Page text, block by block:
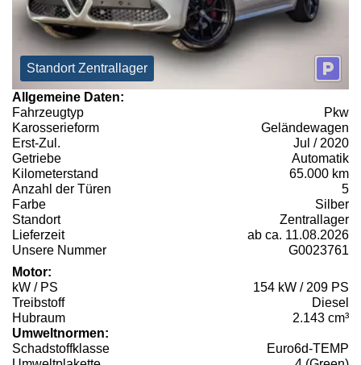
Standort Zentrallager
Allgemeine Daten:
Fahrzeugtyp
Pkw
Karosserieform
Geländewagen
Erst-Zul.
Jul / 2020
Getriebe
Automatik
Kilometerstand
65.000 km
Anzahl der Türen
5
Farbe
Silber
Standort
Zentrallager
Lieferzeit
ab ca. 11.08.2026
Unsere Nummer
G0023761
Motor:
kW / PS
154 kW / 209 PS
Treibstoff
Diesel
Hubraum
2.143 cm³
Umweltnormen:
Schadstoffklasse
Euro6d-TEMP